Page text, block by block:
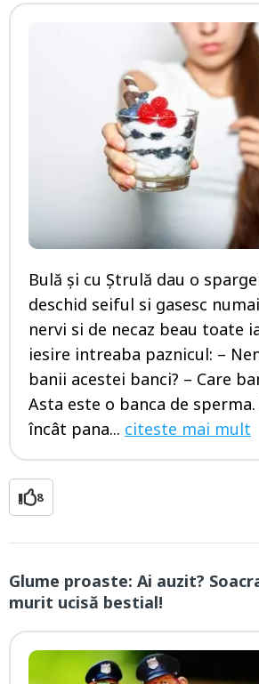
Bulă și cu Ștrulă dau o
deschid seiful si gasesc
nervi si de necaz beau toate
iesire intreaba paznicul: –
banii acestei banci? – Care
Asta este o banca de
încât pana... citeste mai mult
8
Glume proaste: Ai auzit?
murit ucisă bestial!